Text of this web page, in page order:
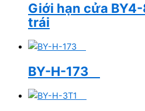
Giới hạn cửa
trái
BY-H-173